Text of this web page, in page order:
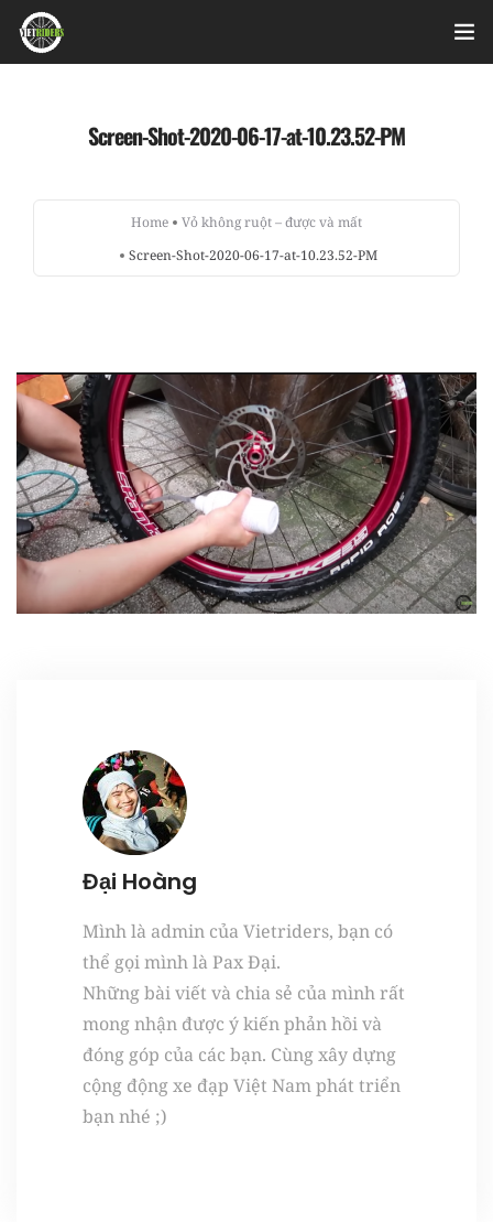
Nhật ký sửa chữa
About
Login
Register
Screen-Shot-2020-06-17-at-10.23.52-PM
Home
Vỏ không ruột – được và mất
Screen-Shot-2020-06-17-at-10.23.52-PM
Đại Hoàng
Mình là admin của Vietriders, bạn có
thể gọi mình là Pax Đại.
Những bài viết và chia sẻ của mình rất
mong nhận được ý kiến phản hồi và
đóng góp của các bạn. Cùng xây dựng
cộng động xe đạp Việt Nam phát triển
bạn nhé ;)